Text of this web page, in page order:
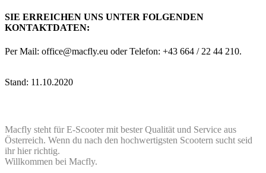
SIE ERREICHEN UNS UNTER FOLGENDEN
KONTAKTDATEN:
Per Mail: office@macfly.eu oder Telefon: +43 664 / 22 44 210.
Stand: 11.10.2020
Macfly steht für E-Scooter mit bester Qualität und Service aus
Österreich. Wenn du nach den hochwertigsten Scootern sucht seid
ihr hier richtig.
Willkommen bei Macfly.